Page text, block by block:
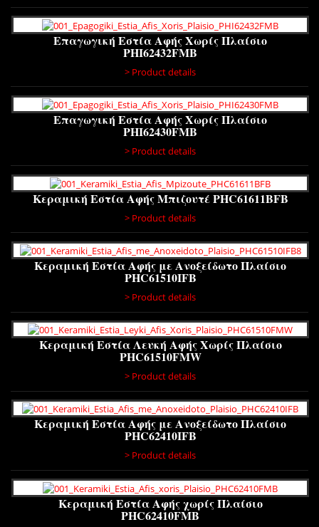
Επαγωγική Εστία Αφής Χωρίς Πλαίσιο
PHI62432FMB
> Product details
Επαγωγική Εστία Αφής Χωρίς Πλαίσιο
PHI62430FMB
> Product details
Κεραμική Εστία Αφής Μπιζουτέ PHC61611BFB
> Product details
Κεραμική Εστία Αφής με Ανοξείδωτο Πλαίσιο
PHC61510IFB
> Product details
Κεραμική Εστία Λευκή Αφής Χωρίς Πλαίσιο
PHC61510FMW
> Product details
Κεραμική Εστία Αφής με Ανοξείδωτο Πλαίσιο
PHC62410IFB
> Product details
Κεραμική Εστία Αφής χωρίς Πλαίσιο
PHC62410FMB